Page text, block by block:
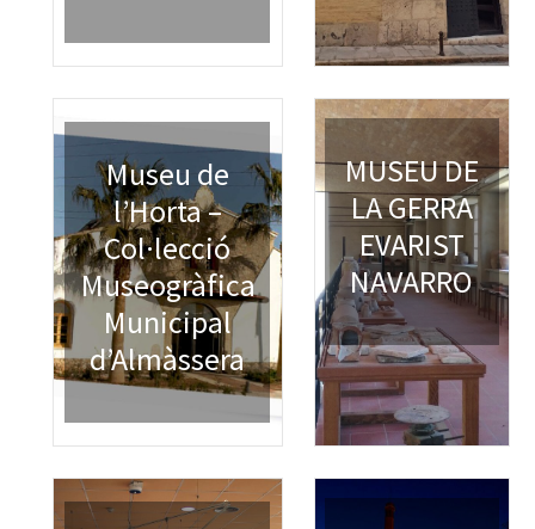
Museu de
l’Horta –
Col·lecció
Museogràfica
Municipal
d’Almàssera
MUSEU DE
LA GERRA
EVARIST
NAVARRO